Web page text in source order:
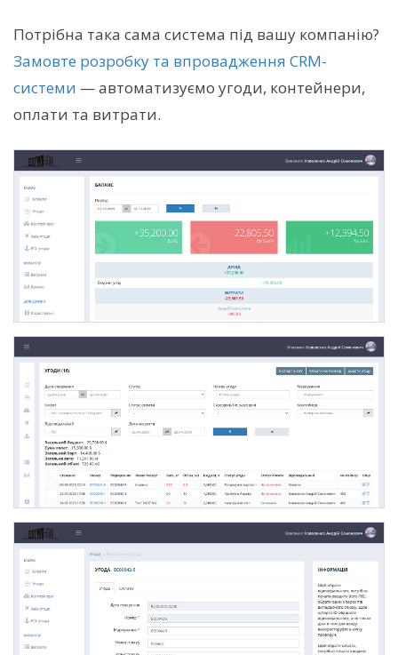
Потрібна така сама система під вашу компанію?
Замовте розробку та впровадження CRM-
системи — автоматизуємо угоди, контейнери,
оплати та витрати.